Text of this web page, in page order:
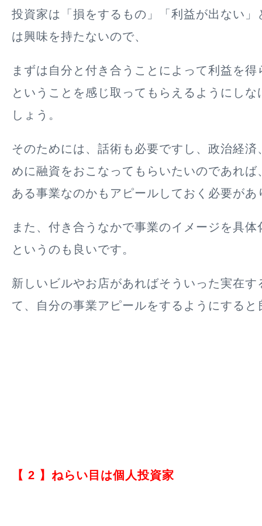
投資家は「損をするもの」「利益が出ない」
は興味を持たないので、
まずは自分と付き合うことによって利益を
ということを感じ取ってもらえるようにし
しょう。
そのためには、話術も必要ですし、政治経済
めに融資をおこなってもらいたいのであれば
ある事業なのかもアピールしておく必要があ
また、付き合うなかで事業のイメージを具
というのも良いです。
新しいビルやお店があればそういった実在す
て、自分の事業アピールをするようにすると
【 2 】ねらい目は個人投資家